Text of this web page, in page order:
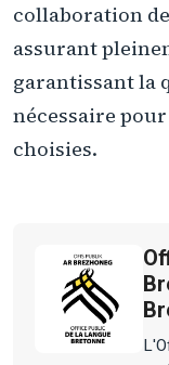
collaboration
assurant
garantissant la
nécessaire
choisies.